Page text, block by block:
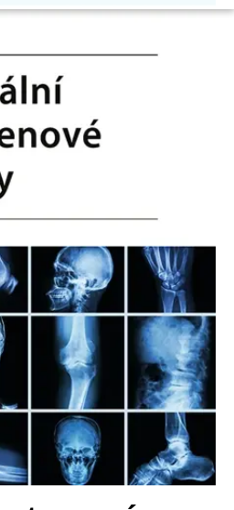
MARKETINGOVÉ
SOUBORY
Marketingové
soubory
umožňují základní funkce webových
a správa účtu. Webové stránky nelze
cookie správně používat.
/
Vyprší Popis
1 měsíc
Tento soubor
cookie
používá
služba
Cookie-
Script.com k
zapamatování
předvoleb
souhlasu se
soubory
cookie
návštěvníků.
Je nutné, aby
banner
cookie
Cookie-
Script.com